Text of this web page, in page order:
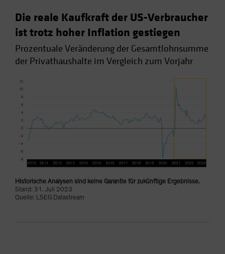
Die reale Kaufkraft der US-Verbraucher
ist trotz hoher Inflation gestiegen
Prozentuale Veränderung der Gesamtlohnsumme
der Privathaushalte im Vergleich zum Vorjahr
Historische Analysen sind keine Garantie für zukünftige Ergebnisse.
Stand: 31. Juli 2023
Quelle: LSEG Datastream